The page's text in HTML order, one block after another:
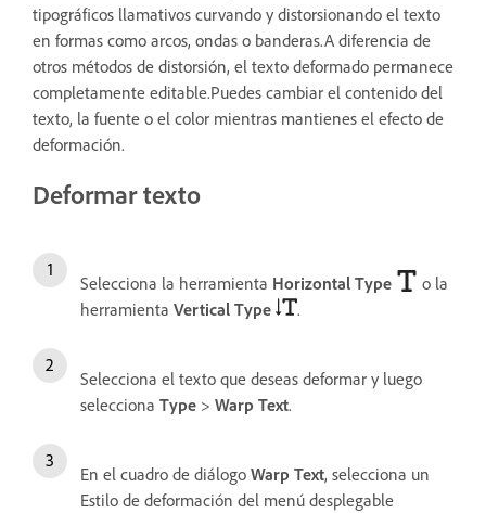
tipográficos llamativos curvando y distorsionando el texto
en formas como arcos, ondas o banderas.A diferencia de
otros métodos de distorsión, el texto deformado permanece
completamente editable.Puedes cambiar el contenido del
texto, la fuente o el color mientras mantienes el efecto de
deformación.
Deformar texto
Selecciona la herramienta Horizontal Type
o la
herramienta Vertical Type .
Selecciona el texto que deseas deformar y luego
selecciona Type > Warp Text.
En el cuadro de diálogo Warp Text, selecciona un
Estilo de deformación del menú desplegable